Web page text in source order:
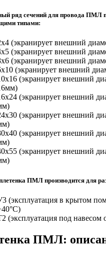
ряд сечений для провода ПМЛ
типами:
(экранирует внешний
(экранирует внешний
(экранирует внешний
(экранирует внешний
(экранирует внешний
(экранирует внешний
(экранирует внешний
(экранирует внешний
(экранирует внешний
ПМЛ производится для
(эксплуатация в крытом
(эксплуатация под навесом
ПМЛ: